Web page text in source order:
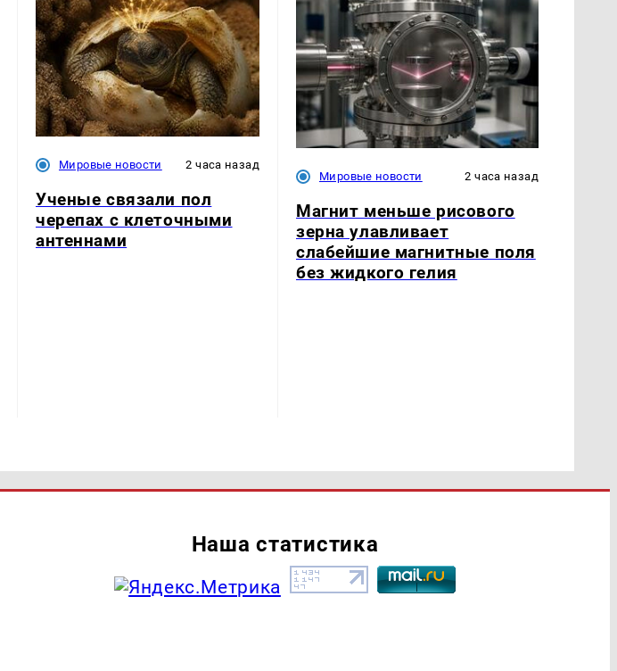
Мировые новости 2 часа назад
Ученые связали пол
черепах с клеточными
антеннами
Мировые новости 2 часа назад
Магнит меньше рисового
зерна улавливает
слабейшие магнитные поля
без жидкого гелия
Наша статистика